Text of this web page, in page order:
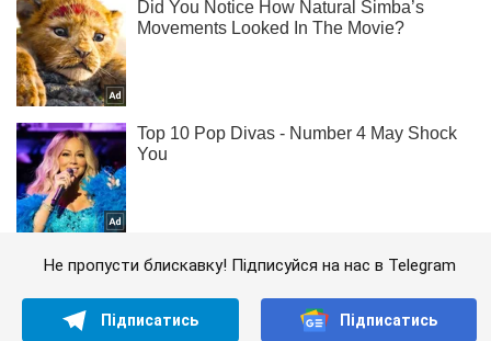
Не пропусти блискавку! Підписуйся на нас в Telegram
Підписатись Підписатись